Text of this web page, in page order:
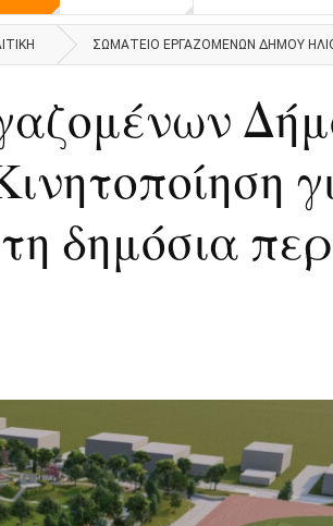
ΣΩΜΑΤΕΊΟ ΕΡΓΑΖΟΜΈΝΩΝ ΔΉΜΟΥ
δημόσια